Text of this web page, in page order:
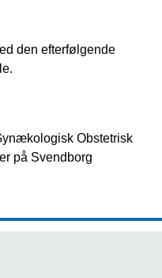
den efterfølgende
Obstetrisk
på Svendborg